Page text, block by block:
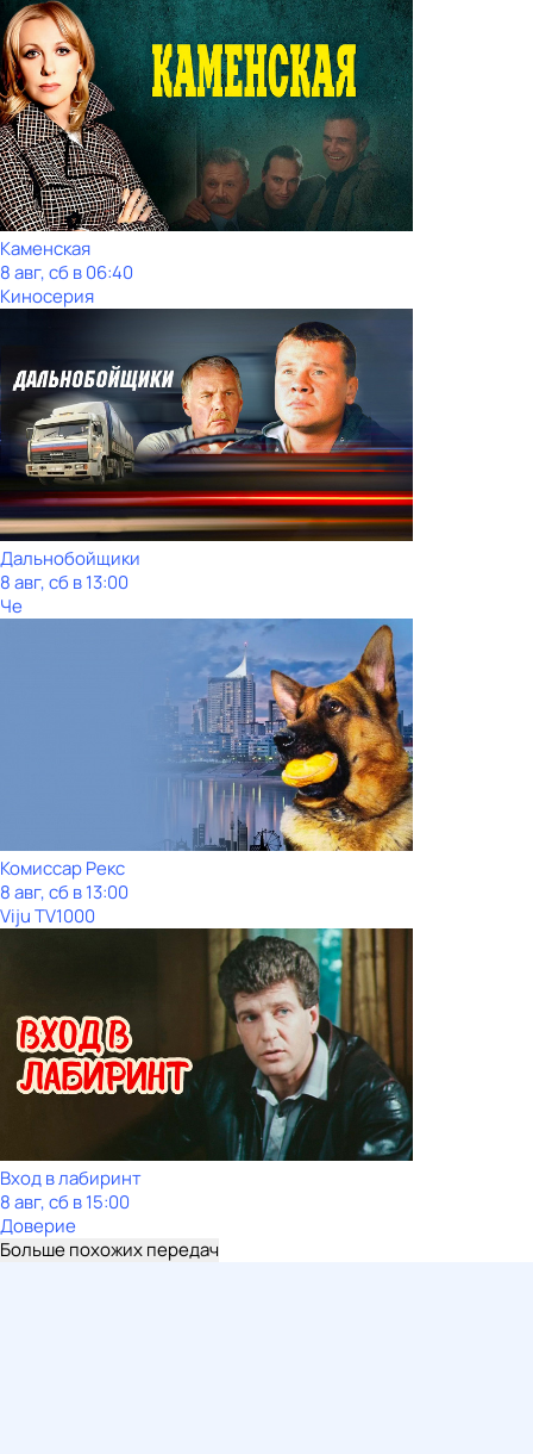
Каменская
8 авг, сб в 06:40
Киносерия
Дальнобойщики
8 авг, сб в 13:00
Че
Комиссар Рекс
8 авг, сб в 13:00
Viju TV1000
Вход в лабиринт
8 авг, сб в 15:00
Доверие
Больше похожих передач